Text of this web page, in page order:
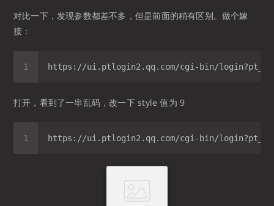
对比一下，发现参数都差不多，但是前面的稍有区别。做个嫁
接：
打开，看到了一串乱码，改一下 style 值为 9